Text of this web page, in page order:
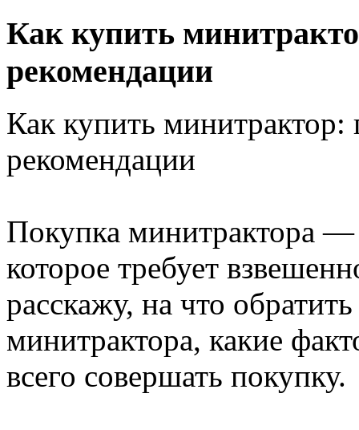
Как купить
рекомендации
Как купить минитрактор:
рекомендации
Покупка минитрактора —
которое требует
расскажу, на что
минитрактора, какие
всего совершать покупку.